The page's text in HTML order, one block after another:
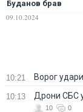
Буданов брав
Вовчанського
09.10.2024
10:21 Ворог
10:13 Дрони СБС
10 0